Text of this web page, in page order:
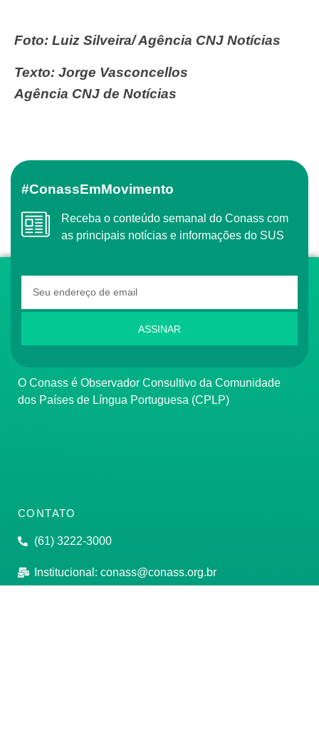
Foto: Luiz Silveira/ Agência CNJ Notícias
Texto: Jorge Vasconcellos
Agência CNJ de Notícias
#ConassEmMovimento
Receba o conteúdo semanal do Conass com
as principais notícias e informações do SUS
ASSINAR
O Conass é Observador Consultivo da Comunidade
dos Países de Língua Portuguesa (CPLP)
CONTATO
(61) 3222-3000
Institucional: conass@conass.org.br